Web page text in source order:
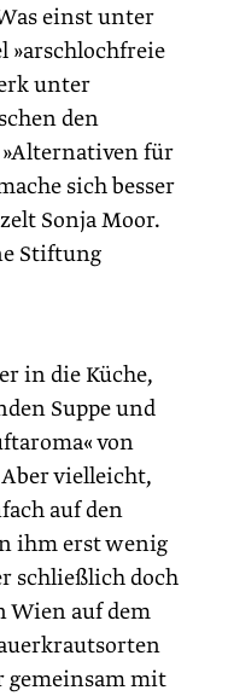
einst unter
»arschlochfreie
unter
den
für
sich besser
Sonja Moor.
Stiftung
in die Küche,
Suppe und
von
vielleicht,
auf den
ihm erst wenig
schließlich doch
Wien auf dem
gemeinsam mit